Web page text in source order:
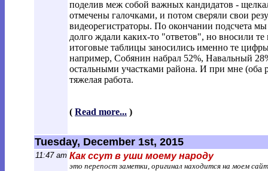
поделив меж собой важных кандидатов -
отмечены галочками, и потом сверяли свои
видеорегистраторы. По окончании подсчета
долго ждали каких-то "ответов", но вносили
итоговые таблицы заносились именно те
например, Собянин набрал 52%, Навальный
остальными участками района. И при мне (оба
тяжелая работа.
( Read more... )
Tuesday, December 1st, 2015
11:47 am Как ссут в уши моему народу
это перепост заметки, оригинал находится на моем